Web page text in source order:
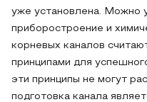
уже установлена. Можно
приборостроение и
корневых каналов
принципами для
эти принципы не могут
подготовка канала